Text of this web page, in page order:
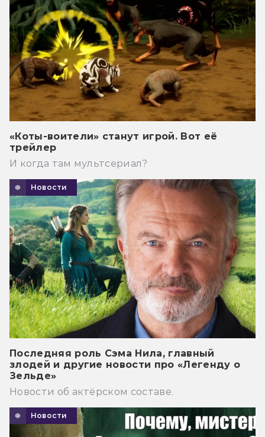
«Коты-воители» станут игрой. Вот её
трейлер
И когда там мультсериал?
Новости
Последняя роль Сэма Нила, главный
злодей и другие новости про «Легенду о
Зельде»
Новости об актёрском составе.
Новости